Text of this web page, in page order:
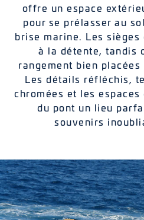
offre un espace
pour se prélasser au
brise marine. Les
à la détente, tandis
rangement bien
Les détails réfléchis,
chromées et les
du pont un lieu
souvenirs